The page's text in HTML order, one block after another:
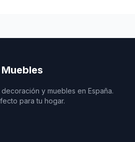
y muebles en España.
para tu hogar.